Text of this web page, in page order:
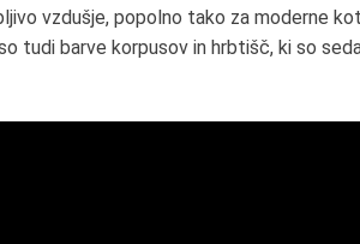
vzdušje, popolno tako za moderne
tudi barve korpusov in hrbtišč, ki so